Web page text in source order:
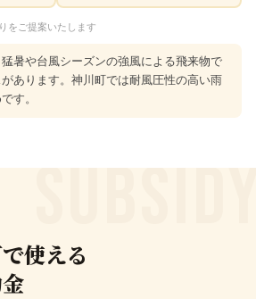
をご提案いたします
猛暑や台風シーズンの強風による飛来物で
あります。神川町では耐風圧性の高い雨
す。
使える